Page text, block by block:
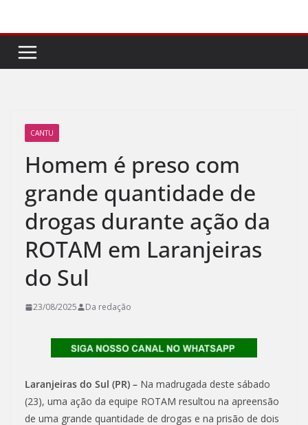
conteúdo
CANTU
Homem é preso com
grande quantidade de
drogas durante ação da
ROTAM em Laranjeiras
do Sul
23/08/2025 Da redação
Laranjeiras do Sul (PR) – Na madrugada deste sábado
(23), uma ação da equipe ROTAM resultou na apreensão
de uma grande quantidade de drogas e na prisão de dois